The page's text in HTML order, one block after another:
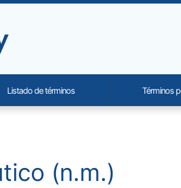
and
(n.m.)
etc.
Listado de términos Términos